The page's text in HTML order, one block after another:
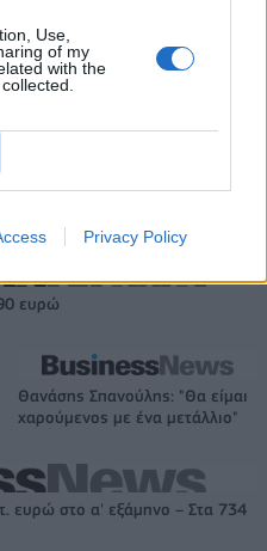
Use,
of my
with the
Privacy Policy
νέο Διοικητικό Συμβούλιο -
δολάρια στην KG Mobility
ευρώ
Θανάσης Σπανούλης: "Θα είμαι
χαρούμενος με ένα μετάλλιο"
ευρώ στο α' εξάμηνο – Στα 734